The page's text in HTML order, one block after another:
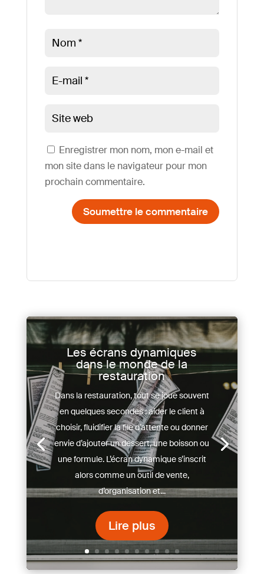
Enregistrer mon nom, mon e-mail et
mon site dans le navigateur pour mon
prochain commentaire.
Soumettre le commentaire
Les écrans dynamiques
dans le monde de la
restauration
Dans la restauration, tout se joue souvent
en quelques secondes : aider le client à
choisir, fluidifier la file d’attente ou donner
envie d’ajouter un dessert, une boisson ou
une formule. L’écran dynamique s’inscrit
alors comme un outil de vente,
d’organisation et...
Lire plus